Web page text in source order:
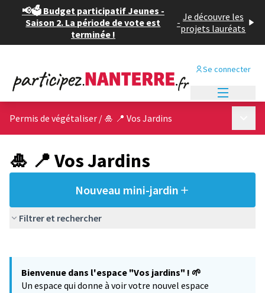
📢🗳️ Budget participatif Jeunes -
Saison 2. La période de vote est
terminée !
- Je découvre les
projets lauréats
Se connecter
Permis de végétaliser / 🎍 📍 Vos Jardins
🎍 📍 Vos Jardins
Nouveau mini-jardin
Filtrer et rechercher
−
Bienvenue dans l'espace "Vos jardins" ! 🌱
Un espace qui donne à voir votre nouvel espace